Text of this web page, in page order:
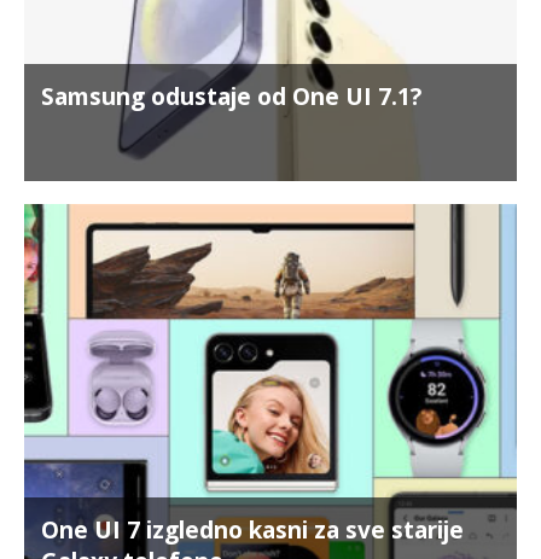
Samsung odustaje od One UI 7.1?
One UI 7 izgledno kasni za sve starije